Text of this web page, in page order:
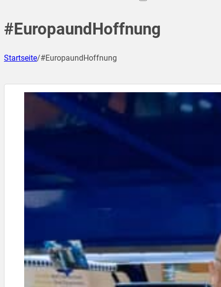
#EuropaundHoffnung
Startseite/#EuropaundHoffnung